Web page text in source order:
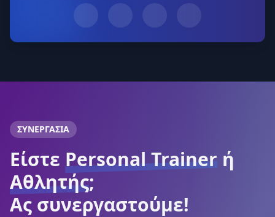
ΣΥΝΕΡΓΑΣΙΑ
Είστε Personal Trainer ή
Αθλητής;
Ας συνεργαστούμε!